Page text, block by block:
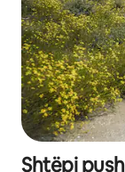
Shtëpi